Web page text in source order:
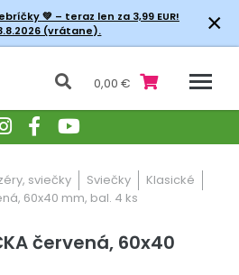
💚 – teraz len za 3,99 EUR!
(vrátane).
×
0,00 €
sviečky Sviečky
Klasické
60x40 mm, bal. 4 ks
červená, 60x40